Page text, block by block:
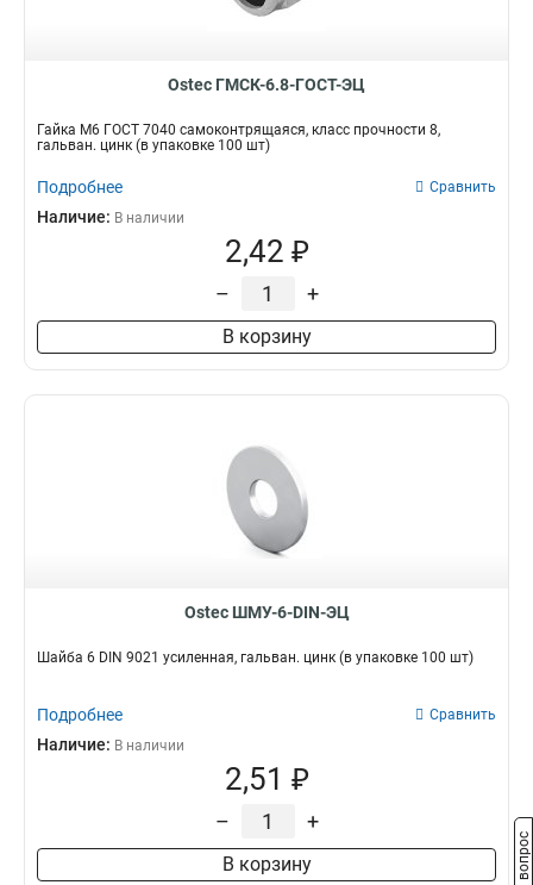
Ostec ГМСК-6.8-ГОСТ-ЭЦ
Гайка М6 ГОСТ 7040 самоконтрящаяся, класс прочности 8,
гальван. цинк (в упаковке 100 шт)
Подробнее Сравнить
Наличие: В наличии
2,42 ₽
– +
В корзину
Ostec ШМУ-6-DIN-ЭЦ
Шайба 6 DIN 9021 усиленная, гальван. цинк (в упаковке 100 шт)
Подробнее Сравнить
Наличие: В наличии
2,51 ₽
– +
В корзину